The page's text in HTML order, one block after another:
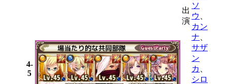
4-
5
出
演
ソ
ウ
カン
ナ
サザ
ン
カ
シロ